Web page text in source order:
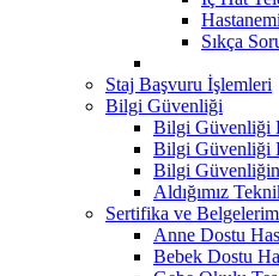
Sıkça
Staj Başvuru İşlemleri
Bilgi Güvenliği
Bilgi Güvenliği
Bilgi Güvenliği
Bilgi
Aldığımız
Sertifika ve
Anne Dostu
Bebek Dostu